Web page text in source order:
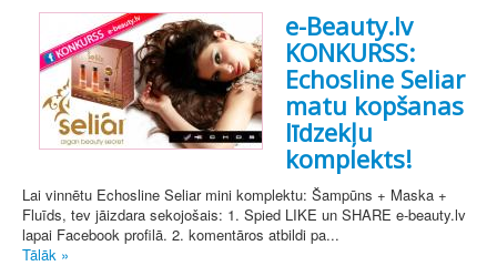
e-Beauty.lv
KONKURSS:
Echosline Seliar
matu kopšanas
līdzekļu
komplekts!
Lai vinnētu Echosline Seliar mini komplektu: Šampūns + Maska +
Fluīds, tev jāizdara sekojošais: 1. Spied LIKE un SHARE e-beauty.lv
lapai Facebook profilā. 2. komentāros atbildi pa...
Tālāk »